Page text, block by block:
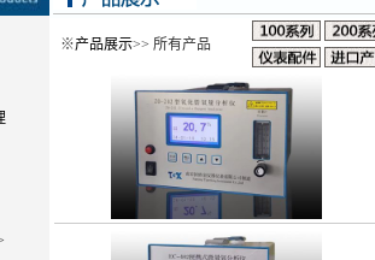
※产品展示>> 所有产品